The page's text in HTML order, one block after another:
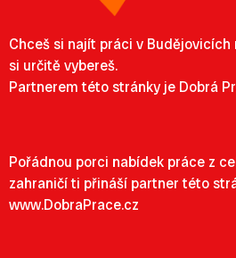
Chceš si najít práci v Budějovicích
si určitě vybereš.
Partnerem této stránky je Dobrá
Pořádnou porci nabídek práce z
zahraničíti přináší partner této
www.DobraPrace.cz